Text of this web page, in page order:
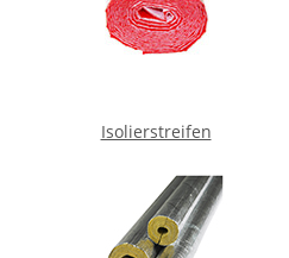
Isolierstreifen